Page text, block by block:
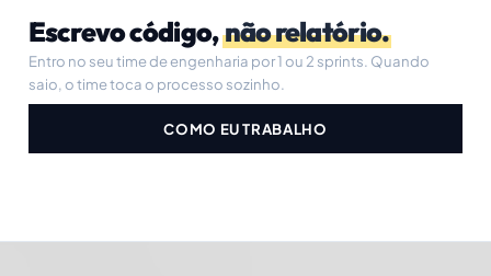
Escrevo código,não relatório.
Entro no seu time de engenharia por 1 ou 2 sprints. Quando
saio, o time toca o processo sozinho.
COMO EU TRABALHO